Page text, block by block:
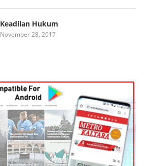
Keadilan Hukum
November 28, 2017